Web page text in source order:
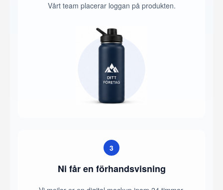
Vårt team placerar loggan på produkten.
3
Ni får en förhandsvisning